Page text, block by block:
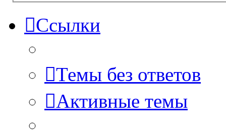
Ссылки
Темы без ответов
Активные темы